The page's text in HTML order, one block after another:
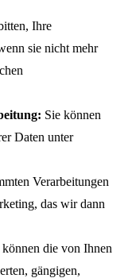
Ihre
sie nicht mehr
Sie können
Daten unter
Verarbeitungen
das wir dann
können die von Ihnen
gängigen,